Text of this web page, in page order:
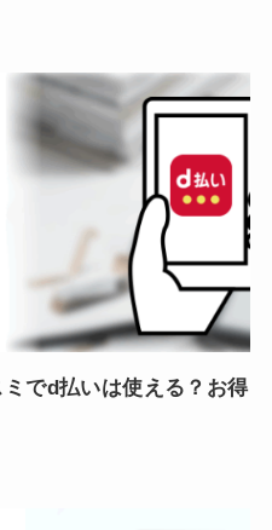
でd払いは使える？お得